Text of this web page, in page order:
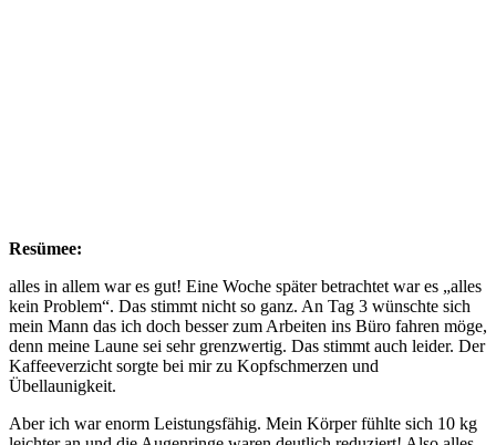
Resümee:
alles in allem war es gut! Eine Woche später betrachtet war es „alles
kein Problem“. Das stimmt nicht so ganz. An Tag 3 wünschte sich
mein Mann das ich doch besser zum Arbeiten ins Büro fahren möge,
denn meine Laune sei sehr grenzwertig. Das stimmt auch leider. Der
Kaffeeverzicht sorgte bei mir zu Kopfschmerzen und
Übellaunigkeit.
Aber ich war enorm Leistungsfähig. Mein Körper fühlte sich 10 kg